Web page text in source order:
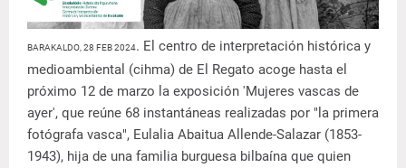
BARAKALDO, 28 FEB 2024. El centro de interpretación histórica y
medioambiental (cihma) de El Regato acoge hasta el
próximo 12 de marzo la exposición 'Mujeres vascas de
ayer', que reúne 68 instantáneas realizadas por "la primera
fotógrafa vasca", Eulalia Abaitua Allende-Salazar (1853-
1943), hija de una familia burguesa bilbaína que quien